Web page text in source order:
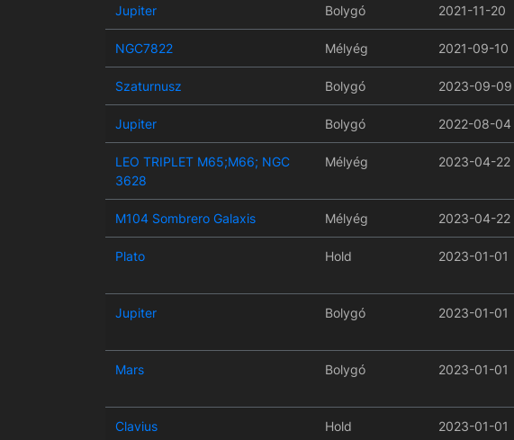
Jupiter Bolygó 2021-11-20
NGC7822 Mélyég 2021-09-10
Szaturnusz Bolygó 2023-09-09
Jupiter Bolygó 2022-08-04
LEO TRIPLET M65;M66; NGC
3628
Mélyég 2023-04-22
M104 Sombrero Galaxis Mélyég 2023-04-22
Plato Hold 2023-01-01
Jupiter Bolygó 2023-01-01
Mars Bolygó 2023-01-01
Clavius Hold 2023-01-01